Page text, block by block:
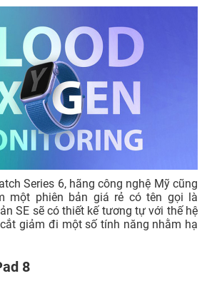
Series 6, hãng công nghệ Mỹ cũng
một phiên bản giá rẻ có tên gọi là
SE sẽ có thiết kế tương tự với thế hệ
giảm đi một số tính năng nhằm hạ
8